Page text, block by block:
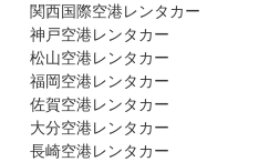
関西国際空港レンタカー
神戸空港レンタカー
松山空港レンタカー
福岡空港レンタカー
佐賀空港レンタカー
大分空港レンタカー
長崎空港レンタカー